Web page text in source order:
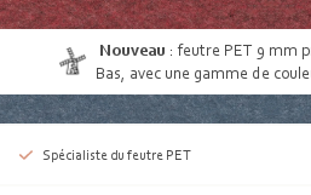
Nouveau :feutre PET 9 mm
Bas , avec une gamme de
Spécialiste du feutre PET